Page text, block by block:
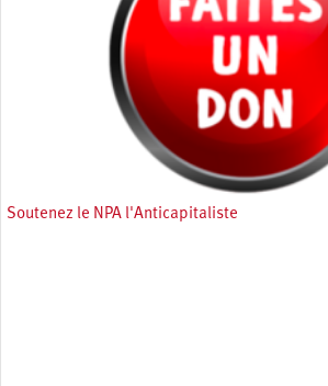
Soutenez le NPA l'Anticapitaliste